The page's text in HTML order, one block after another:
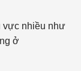
vực nhiều như
ở